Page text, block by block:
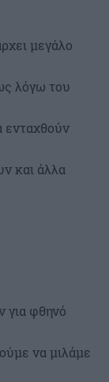
μεγάλο
λόγω του
και άλλα
για φθηνό
να μιλάμε